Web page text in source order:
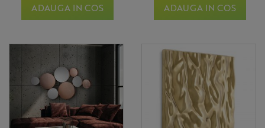
ADAUGA IN COS ADAUGA IN COS